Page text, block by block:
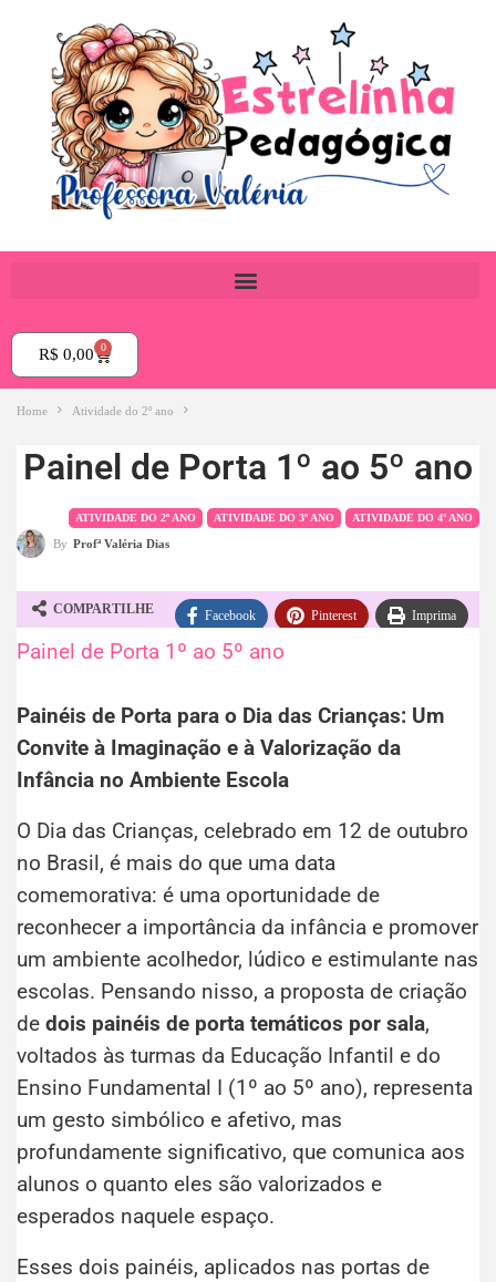
R$ 0,00 0
Home Atividade do 2º ano
Painel de Porta 1º ao 5º ano
ATIVIDADE DO 2º ANO ATIVIDADE DO 3º ANO ATIVIDADE DO 4º ANO
By Profª Valéria Dias
COMPARTILHE Facebook Pinterest Imprima
Painel de Porta 1º ao 5º ano
Painéis de Porta para o Dia das Crianças: Um
Convite à Imaginação e à Valorização da
Infância no Ambiente Escola
O Dia das Crianças, celebrado em 12 de outubro
no Brasil, é mais do que uma data
comemorativa: é uma oportunidade de
reconhecer a importância da infância e promover
um ambiente acolhedor, lúdico e estimulante nas
escolas. Pensando nisso, a proposta de criação
de dois painéis de porta temáticos por sala,
voltados às turmas da Educação Infantil e do
Ensino Fundamental I (1º ao 5º ano), representa
um gesto simbólico e afetivo, mas
profundamente significativo, que comunica aos
alunos o quanto eles são valorizados e
esperados naquele espaço.
Esses dois painéis, aplicados nas portas de